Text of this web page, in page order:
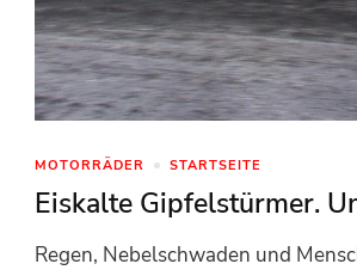
MOTORRÄDER STARTSEITE
Eiskalte Gipfelstürmer.
Regen, Nebelschwaden und